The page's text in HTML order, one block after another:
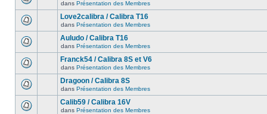
dans Présentation des Membres
Love2calibra / Calibra T16
dans Présentation des Membres
Auludo / Calibra T16
dans Présentation des Membres
Franck54 / Calibra 8S et V6
dans Présentation des Membres
Dragoon / Calibra 8S
dans Présentation des Membres
Calib59 / Calibra 16V
dans Présentation des Membres